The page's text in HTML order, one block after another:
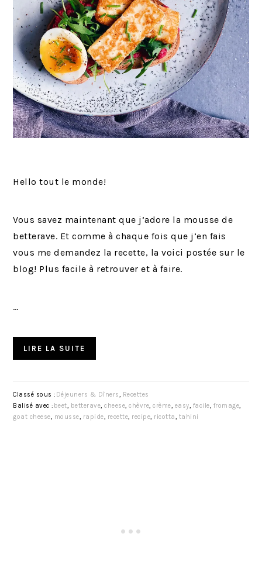
Hello tout le monde!
Vous savez maintenant que j’adore la mousse de
betterave. Et comme à chaque fois que j’en fais
vous me demandez la recette, la voici postée sur le
blog! Plus facile à retrouver et à faire.
…
LIRE LA SUITE
Classé sous : Déjeuners & Dîners
Recettes
Balisé avec : beet betterave ,cheese ,chèvre ,crème easy facile fromage
goat cheese
mousse rapide recette recipe ricotta tahini